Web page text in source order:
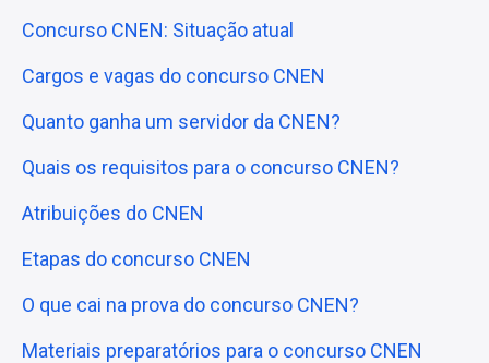
Concurso CNEN: Situação atual
Cargos e vagas do concurso CNEN
Quanto ganha um servidor da CNEN?
Quais os requisitos para o concurso CNEN?
Atribuições do CNEN
Etapas do concurso CNEN
O que cai na prova do concurso CNEN?
Materiais preparatórios para o concurso CNEN